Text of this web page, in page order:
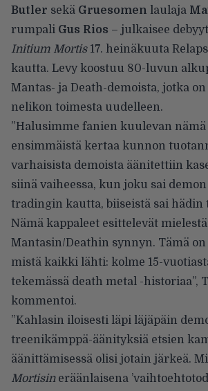
Butler sekä Gruesomen laulaja
rumpali Gus Rios – julkaisee
Initium Mortis17. heinäkuuta
kautta. Levy koostuu 80-luvun
Mantas- ja Death-demoista, jotka
nelikon toimesta uudelleen.
”Halusimme fanien kuulevan
ensimmäistä kertaa kunnon
varhaisista demoista äänitettiin
siinä vaiheessa, kun joku sai
tradingin kautta, biiseistä sai hädin
Nämä kappaleet esittelevät
Mantasin/Deathin synnyn. Tämä on
mistä kaikki lähti: kolme 15-
tekemässä death metal -historiaa”,
kommentoi.
”Kahlasin iloisesti läpi läjäpäin
treenikämppä-äänityksiä etsien
äänittämisessä olisi jotain järkeä.
Mortisineräänlaisena